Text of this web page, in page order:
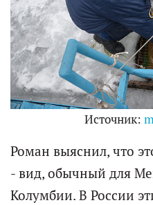
Источник:
Роман выяснил, что
- вид, обычный для
Колумбии. В России